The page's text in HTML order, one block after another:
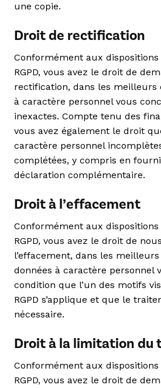
une copie.
Droit de rectification
Conformément aux dispositions
RGPD, vous avez le droit de
rectification, dans les meilleurs
à caractère personnel vous
inexactes. Compte tenu des
vous avez également le droit
caractère personnel
complétées, y compris en
déclaration complémentaire.
Droit à l’effacement
Conformément aux dispositions
RGPD, vous avez le droit de
l’effacement, dans les
données à caractère personnel
condition que l’un des motifs
RGPD s’applique et que le
nécessaire.
Droit à la limitation
Conformément aux dispositions
RGPD, vous avez le droit de